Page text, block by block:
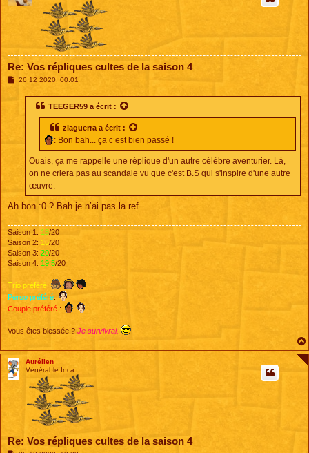
Re: Vos répliques cultes de la saison 4
M26 12 2020, 00:01
TEEGER59 a écrit :
ziaguerra a écrit :
: Bon bah... ça c’est bien passé !
Ouais, ça me rappelle une réplique d'un autre célèbre aventurier. Là,
on ne criera pas au scandale vu que c'est B.S qui s'inspire d'une autre
œuvre.
Ah bon :0 ? Bah je n’ai pas la ref.
Saison 1: 18/20
Saison 2: 16/20
Saison 3: 20/20
Saison 4: 19,5/20
Trio préféré:
Perso préféré:
Couple préféré :
Vous êtes blessée ? Je survivrai.
Aurélien
Vénérable Inca
Re: Vos répliques cultes de la saison 4